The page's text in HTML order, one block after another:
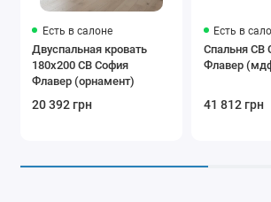
Есть в салоне
Двуспальная кровать
180x200 СВ София
Флавер (орнамент)
20 392 грн
Есть в
Спальня СВ
Флавер
41 812 грн